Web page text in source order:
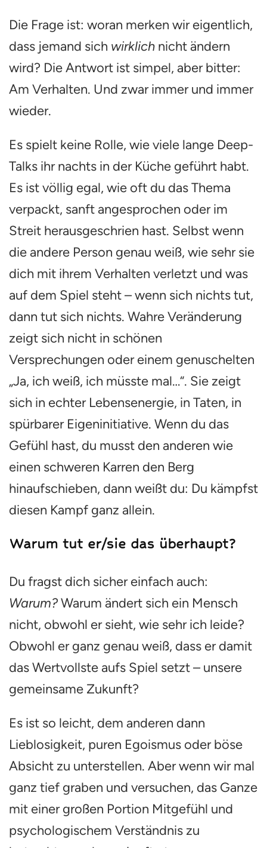
Die Frage ist: woran merken wir eigentlich,
dass jemand sich wirklich nicht ändern
wird? Die Antwort ist simpel, aber bitter:
Am Verhalten. Und zwar immer und immer
wieder.
Es spielt keine Rolle, wie viele lange Deep-
Talks ihr nachts in der Küche geführt habt.
Es ist völlig egal, wie oft du das Thema
verpackt, sanft angesprochen oder im
Streit herausgeschrien hast. Selbst wenn
die andere Person genau weiß, wie sehr sie
dich mit ihrem Verhalten verletzt und was
auf dem Spiel steht – wenn sich nichts tut,
dann tut sich nichts. Wahre Veränderung
zeigt sich nicht in schönen
Versprechungen oder einem genuschelten
„Ja, ich weiß, ich müsste mal…“. Sie zeigt
sich in echter Lebensenergie, in Taten, in
spürbarer Eigeninitiative. Wenn du das
Gefühl hast, du musst den anderen wie
einen schweren Karren den Berg
hinaufschieben, dann weißt du: Du kämpfst
diesen Kampf ganz allein.
Warum tut er/sie das überhaupt?
Du fragst dich sicher einfach auch:
Warum?Warum ändert sich ein Mensch
nicht, obwohl er sieht, wie sehr ich leide?
Obwohl er ganz genau weiß, dass er damit
das Wertvollste aufs Spiel setzt – unsere
gemeinsame Zukunft?
Es ist so leicht, dem anderen dann
Lieblosigkeit, puren Egoismus oder böse
Absicht zu unterstellen. Aber wenn wir mal
ganz tief graben und versuchen, das Ganze
mit einer großen Portion Mitgefühl und
psychologischem Verständnis zu